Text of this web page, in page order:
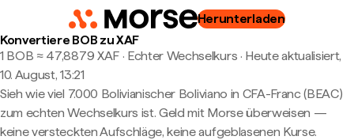
Herunterladen
Konvertiere BOB zu XAF
1 BOB ≈ 47,8879 XAF · Echter Wechselkurs · Heute aktualisiert,
10. August, 13:21
Sieh wie viel 7.000 Bolivianischer Boliviano in CFA-Franc (BEAC)
zum echten Wechselkurs ist. Geld mit Morse überweisen —
keine versteckten Aufschläge, keine aufgeblasenen Kurse.